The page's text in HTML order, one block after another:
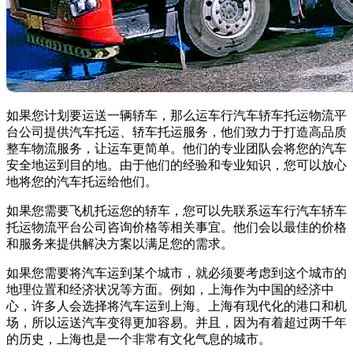
如果您计划要运送一辆轿车，那么运车行汽车轿车托运物流平
台公司提供汽车托运、轿车托运服务，他们致力于打造高品质
整车物流服务，让运车更简单。他们的专业团队会将您的汽车
安全地运到目的地。由于他们的经验和专业知识，您可以放心
地将您的汽车托运给他们。
如果您需要飞机托运您的轿车，您可以先联系运车行汽车轿车
托运物流平台公司咨询价格等相关事宜。他们会以最佳的价格
和服务来提供解决方案以满足您的需求。
如果您需要将汽车运到某个城市，就必须要考虑到这个城市的
地理位置和经济状况等方面。例如，上海作为中国的经济中
心，许多人会选择将汽车运到上海。上海有现代化的港口和机
场，所以运送汽车变得更加容易。并且，因为有着超过两千年
的历史，上海也是一个非常有文化气息的城市。